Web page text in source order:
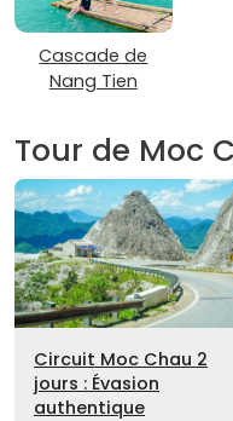
Cascade de
Nang Tien
Tour de Moc
Circuit Moc Chau 2
jours : Évasion
authentique